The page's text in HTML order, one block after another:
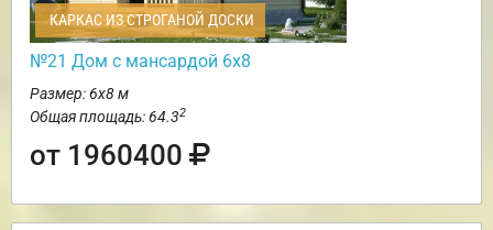
КАРКАС ИЗ СТРОГАНОЙ ДОСКИ
№21 Дом с мансардой 6х8
Размер: 6х8 м
Общая площадь: 64.32
от 1960400